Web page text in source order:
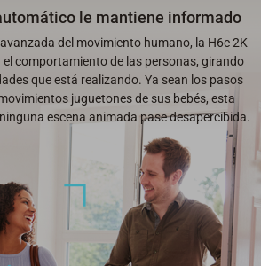
le mantiene informado
del movimiento humano, la H6c 2K
el comportamiento de las personas, girando
que está realizando. Ya sean los pasos
juguetones de sus bebés, esta
escena animada pase desapercibida.